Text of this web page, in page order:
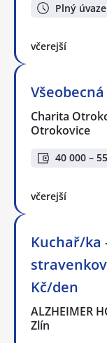
Plný
včerejší
Charita
Otrokovice
40 000 –
včerejší
Kuchař/ka
Kč/den
ALZHEIMER
Zlín